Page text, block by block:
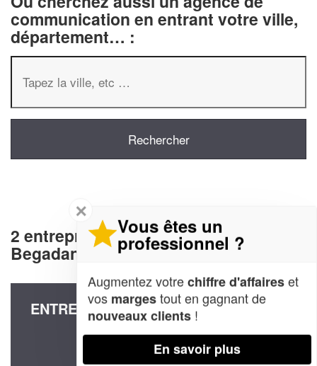
communication en entrant votre ville,
département… :
2 entreprises decommunication à
Begadan (33340)
ENTREPRISE OPTIMINE CONSULTING
(SAS)
21 Route De Courbian
33340 Begadan
✕
Vous êtes un
professionnel ?
Augmentez votrechiffre d'affaireset
vos margestout en gagnant de
nouveaux clients !
En savoir plus